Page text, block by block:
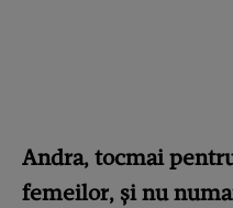
Andra, tocmai
femeilor, și nu